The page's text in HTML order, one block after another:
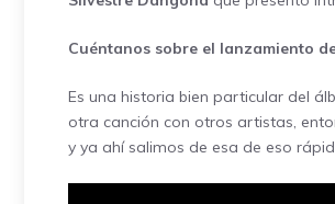
Cuéntanos sobre el lanzamiento
Es una historia bien particular del
otra canción con otros artistas,
y ya ahí salimos de esa de eso